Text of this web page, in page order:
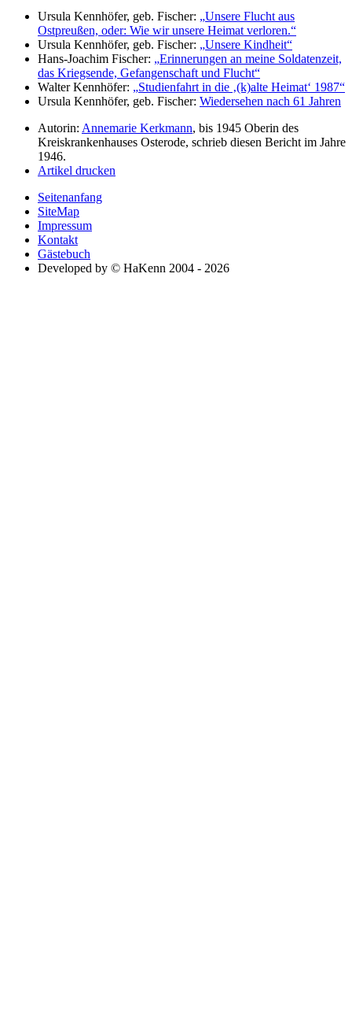
Ursula Kennhöfer, geb. Fischer:
Unsere Flucht aus
Ostpreußen, oder: Wie wir unsere Heimat verloren.
Ursula Kennhöfer, geb. Fischer:
Unsere Kindheit
Hans-Joachim Fischer:
Erinnerungen an meine Soldatenzeit,
das Kriegsende, Gefangenschaft und Flucht
Walter Kennhöfer:
Studienfahrt in die (k)alte Heimat 1987
Ursula Kennhöfer, geb. Fischer: Wiedersehen nach 61 Jahren
Autorin: Annemarie Kerkmann, bis 1945 Oberin des
Kreiskrankenhauses Osterode, schrieb diesen Bericht im Jahre
1946.
Artikel drucken
Seitenanfang
SiteMap
Impressum
Kontakt
Gästebuch
Developed by © HaKenn 2004 - 2026